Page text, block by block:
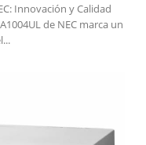
Innovación y Calidad
de NEC marca un